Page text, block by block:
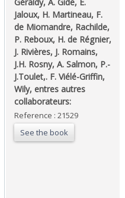
Jaloux, H. Martineau, F.
de Miomandre, Rachilde,
P. Reboux, H. de Régnier,
J. Rivières, J. Romains,
J.H. Rosny, A. Salmon, P.-
J.Toulet,. F. Viélé-Griffin,
Wily, entres autres
collaborateurs:‎
Reference : 21529
See the book